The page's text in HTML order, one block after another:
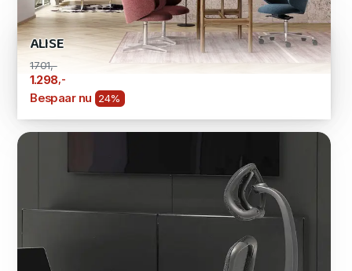
ALISE
1701,-
1.298 ,-
Bespaar nu 24%